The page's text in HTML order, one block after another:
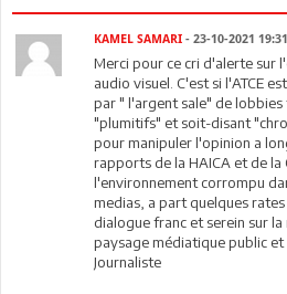
KAMEL SAMARI - 23-10-2021 19:31
Merci pour ce cri d'alerte sur
audio visuel. C'est si l'ATCE
par " l'argent sale" de
"plumitifs" et soit-disant
pour manipuler l'opinion a
rapports de la HAICA et de
l'environnement corrompu
medias, a part quelques
dialogue franc et serein sur
paysage médiatique public et
Journaliste